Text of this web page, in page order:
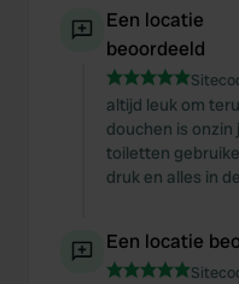
Een locatie
beoordeeld
altijd leuk om
douchen is
toiletten
druk en alles in
Een locatie